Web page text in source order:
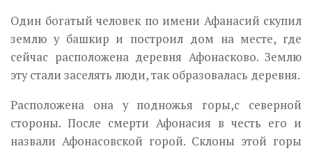
Один богатый человек по имени Афанасий скупил
землю у башкир и построил дом на месте, где
сейчас расположена деревня Афонасково. Землю
эту стали заселять люди, так образовалась деревня.
Расположена она у подножья горы,с северной
стороны. После смерти Афонасия в честь его и
назвали Афонасовской горой. Склоны этой горы